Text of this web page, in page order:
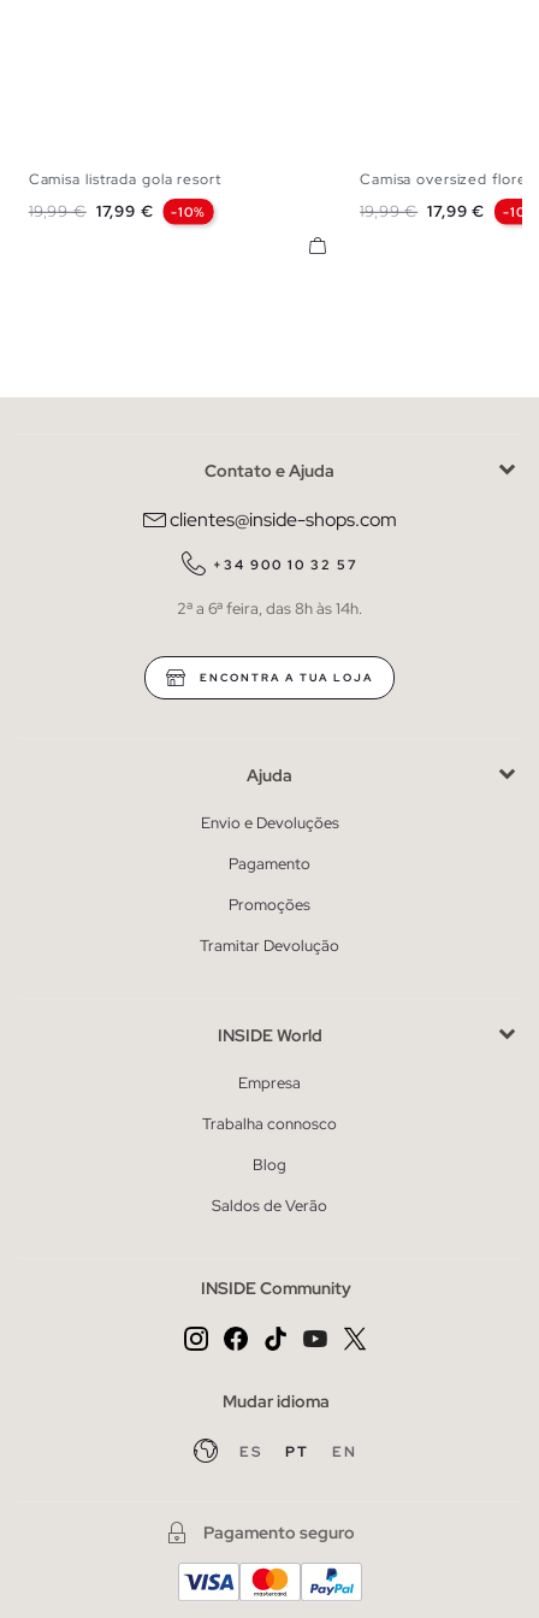
Camisa listrada gola resort
Preço normal
19,99 € Preço
17,99 € -10%
Camisa oversized
Preço normal
19,99 € Preço
17,99 € -10%
Contato e Ajuda
clientes@inside-shops.com
+34 900 10 32 57
2ª a 6ª feira, das 8h às 14h.
ENCONTRA A TUA LOJA
Ajuda
Envio e Devoluções
Pagamento
Promoções
Tramitar Devolução
INSIDE World
Empresa
Trabalha connosco
Blog
Saldos de Verão
INSIDE Community
Mudar idioma
ES PT EN
Pagamento seguro